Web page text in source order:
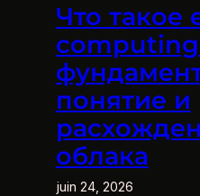
Что такое
понятие и
облака
juin 24, 2026